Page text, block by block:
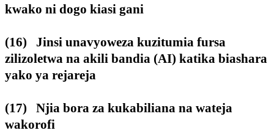
kwako ni dogo kiasi gani
(16) Jinsi unavyoweza kuzitumia fursa
zilizoletwa na akili bandia (AI) katika biashara
yako ya rejareja
(17) Njia bora za kukabiliana na wateja
wakorofi